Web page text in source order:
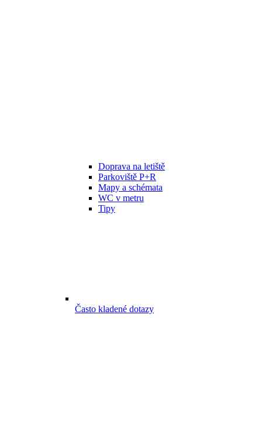
Doprava na letiště
Parkoviště P+R
Mapy a schémata
WC v metru
Tipy
Často kladené dotazy